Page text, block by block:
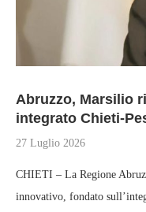
Abruzzo, Marsilio
integrato Chieti-
27 Luglio 2026
CHIETI – La Regione
innovativo, fondato